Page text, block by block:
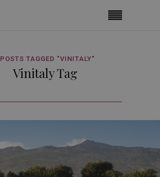
POSTS TAGGED "VINITALY"
Vinitaly Tag